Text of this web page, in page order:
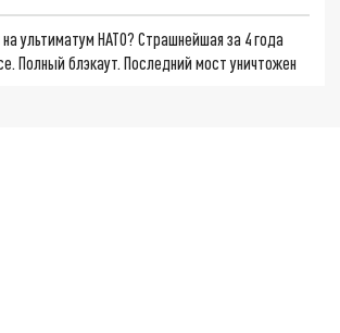
ультиматум НАТО? Страшнейшая за 4 года
Полный блэкаут. Последний мост уничтожен